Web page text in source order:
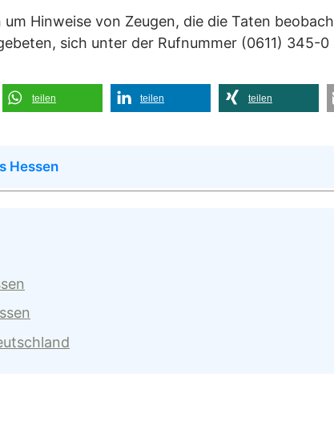
Hinweise von Zeugen, die die Taten
sich unter der Rufnummer (0611) 345-0
teilen teilen teilen
Hessen